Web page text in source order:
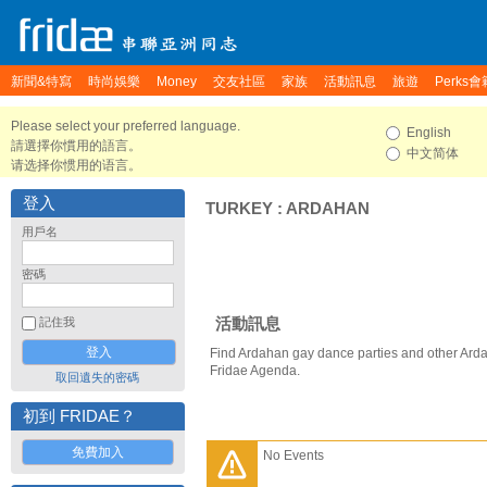
新聞&特寫 時尚娛樂 Money 交友社區 家族 活動訊息 旅遊 Perks會
Please select your preferred language.
請選擇你慣用的語言。
请选择你惯用的语言。
English
中文简体
登入
用戶名
密碼
記住我
取回遺失的密碼
初到 FRIDAE？
免費加入
TURKEY : ARDAHAN
活動訊息
Find Ardahan gay dance parties and other
Fridae Agenda.
No Events